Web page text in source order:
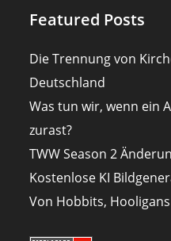
Featured Posts
Die Trennung von
Deutschland
Was tun wir, wenn ein
zurast?
TWW Season 2
Kostenlose KI
Von Hobbits,